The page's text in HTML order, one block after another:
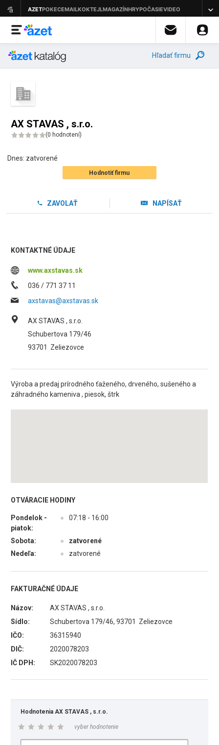
Hľadať firmu
AX STAVAS , s.r.o.
(0 hodnotení)
Dnes: zatvorené
Hodnotiť firmu
ZAVOLAŤ NAPÍSAŤ
KONTAKTNÉ ÚDAJE
www.axstavas.sk
036 / 771 37 11
axstavas@axstavas.sk
AX STAVAS , s.r.o.
Schubertova 179/46
93701
Zeliezovce
Výroba a predaj prírodného ťaženého, drveného, sušeného a
záhradného kameniva , piesok, štrk
OTVÁRACIE HODINY
Pondelok -
piatok:
● 07:18 - 16:00
Sobota: ●
zatvorené
Nedeľa:
● zatvorené
FAKTURAČNÉ ÚDAJE
Názov:
AX STAVAS , s.r.o.
Sídlo:
Schubertova 179/46, 93701 Zeliezovce
IČO:
36315940
DIČ:
2020078203
IČ DPH:
SK2020078203
Hodnotenia AX STAVAS , s.r.o.
vyber hodnotenie